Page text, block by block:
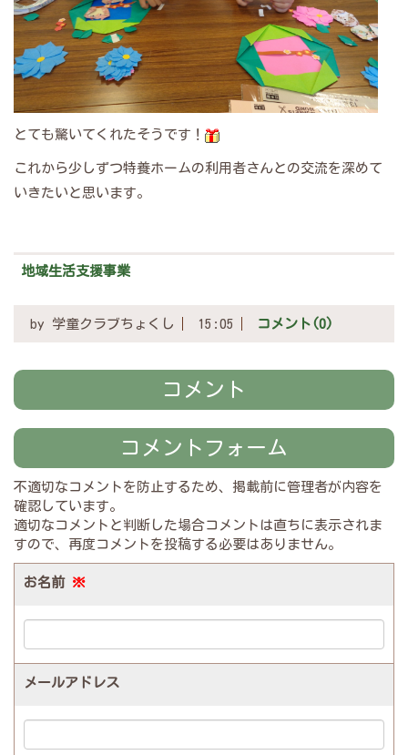
とても驚いてくれたそうです！
これから少しずつ特養ホームの利用者さんとの交流を深めて
いきたいと思います。
地域生活支援事業
by 学童クラブちょくし 15:05 コメント(0)
コメント
コメントフォーム
不適切なコメントを防止するため、掲載前に管理者が内容を
確認しています。
適切なコメントと判断した場合コメントは直ちに表示されま
すので、再度コメントを投稿する必要はありません。
お名前 ※
メールアドレス